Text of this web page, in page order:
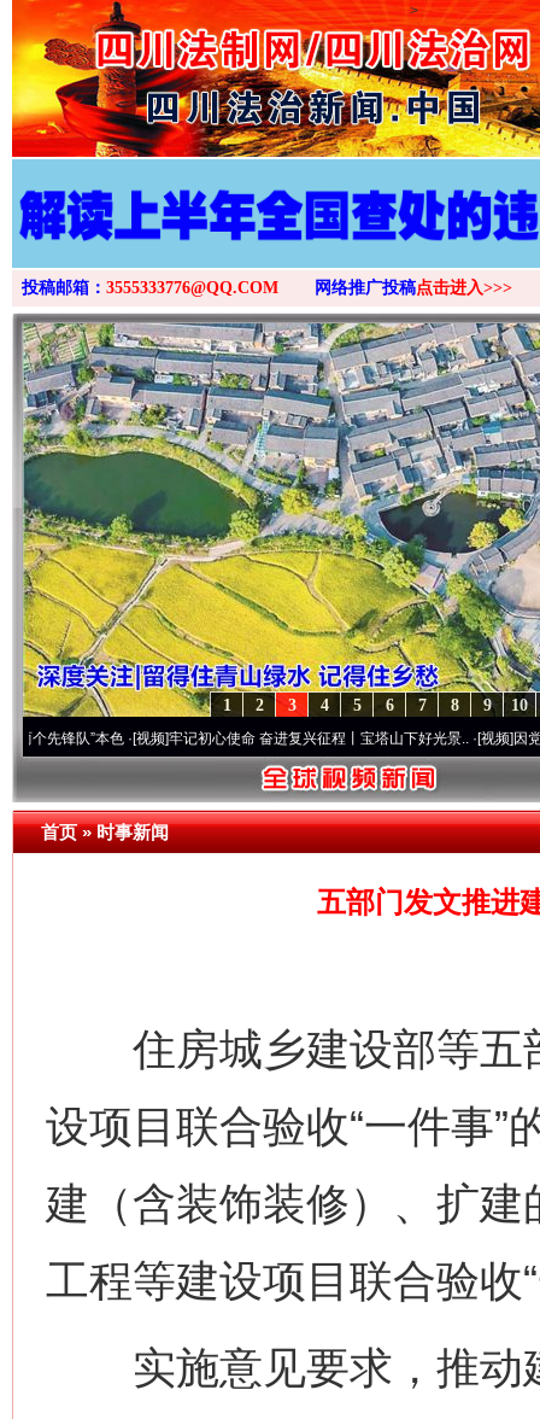
>
投稿邮箱： 3555333776@QQ.COM 网络推广投稿点击进入>>>
10
9
8
7
6
5
4
3
2
1
”本色·[视频]牢记初心使命 奋进复兴征程丨宝塔山下好光景..·[视频]因党而生 为党
首页»时事新闻
五部门发文推进
住房城乡建设部等五
设项目联合验收“一件事”
建（含装饰装修）、扩
工程等建设项目联合验收
实施意见要求，推动